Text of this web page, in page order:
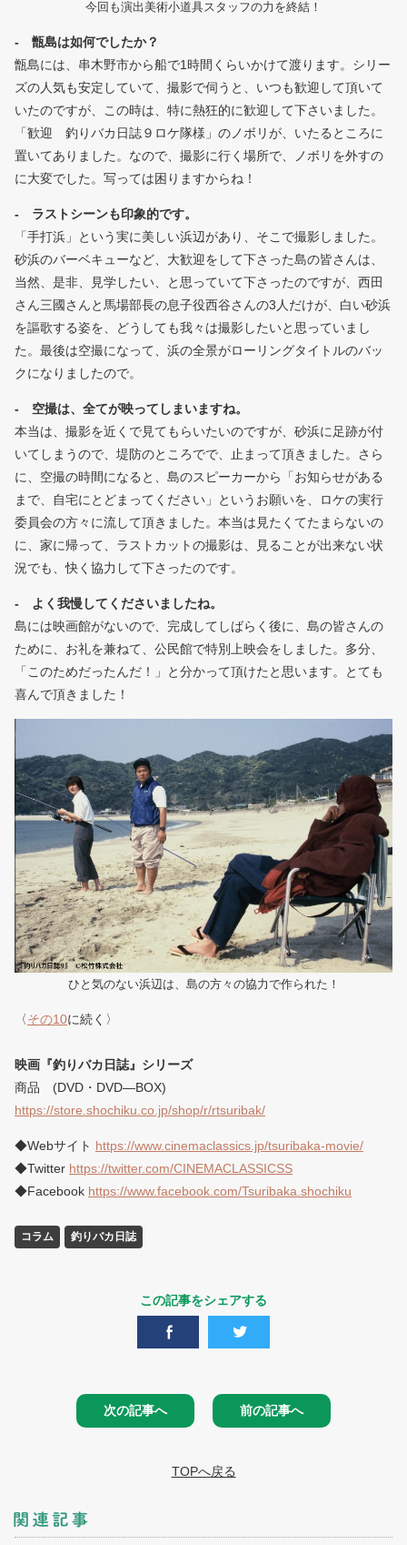
今回も演出美術小道具スタッフの力を終結！
- 甑島は如何でしたか？
甑島には、串木野市から船で1時間くらいかけて渡ります。シリー
ズの人気も安定していて、撮影で伺うと、いつも歓迎して頂いて
いたのですが、この時は、特に熱狂的に歓迎して下さいました。
「歓迎 釣りバカ日誌９ロケ隊様」のノボリが、いたるところに
置いてありました。なので、撮影に行く場所で、ノボリを外すの
に大変でした。写っては困りますからね！
- ラストシーンも印象的です。
「手打浜」という実に美しい浜辺があり、そこで撮影しました。
砂浜のバーベキューなど、大歓迎をして下さった島の皆さんは、
当然、是非、見学したい、と思っていて下さったのですが、西田
さん三國さんと馬場部長の息子役西谷さんの3人だけが、白い砂浜
を謳歌する姿を、どうしても我々は撮影したいと思っていまし
た。最後は空撮になって、浜の全景がローリングタイトルのバッ
クになりましたので。
- 空撮は、全てが映ってしまいますね。
本当は、撮影を近くで見てもらいたいのですが、砂浜に足跡が付
いてしまうので、堤防のところでで、止まって頂きました。さら
に、空撮の時間になると、島のスピーカーから「お知らせがある
まで、自宅にとどまってください」というお願いを、ロケの実行
委員会の方々に流して頂きました。本当は見たくてたまらないの
に、家に帰って、ラストカットの撮影は、見ることが出来ない状
況でも、快く協力して下さったのです。
- よく我慢してくださいましたね。
島には映画館がないので、完成してしばらく後に、島の皆さんの
ために、お礼を兼ねて、公民館で特別上映会をしました。多分、
「このためだったんだ！」と分かって頂けたと思います。とても
喜んで頂きました！
ひと気のない浜辺は、島の方々の協力で作られた！
〈その10に続く〉
映画『釣りバカ日誌』シリーズ
商品 (DVD・DVD―BOX)
https://store.shochiku.co.jp/shop/r/rtsuribak/
◆Webサイト https://www.cinemaclassics.jp/tsuribaka-movie/
◆Twitter https://twitter.com/CINEMACLASSICSS
◆Facebook https://www.facebook.com/Tsuribaka.shochiku
コラム 釣りバカ日誌
この記事をシェアする
次の記事へ 前の記事へ
TOPへ戻る